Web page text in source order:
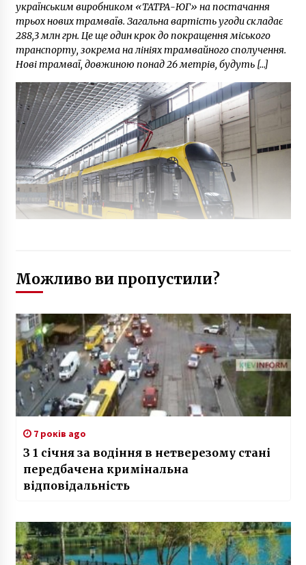
українським виробником «ТАТРА-ЮГ» на постачання
трьох нових трамваїв. Загальна вартість угоди складає
288,3 млн грн. Це ще один крок до покращення міського
транспорту, зокрема на лініях трамвайного сполучення.
Нові трамваї, довжиною понад 26 метрів, будуть […]
Можливо ви пропустили?
7 років ago
З 1 січня за водіння в нетверезому стані
передбачена кримінальна
відповідальність